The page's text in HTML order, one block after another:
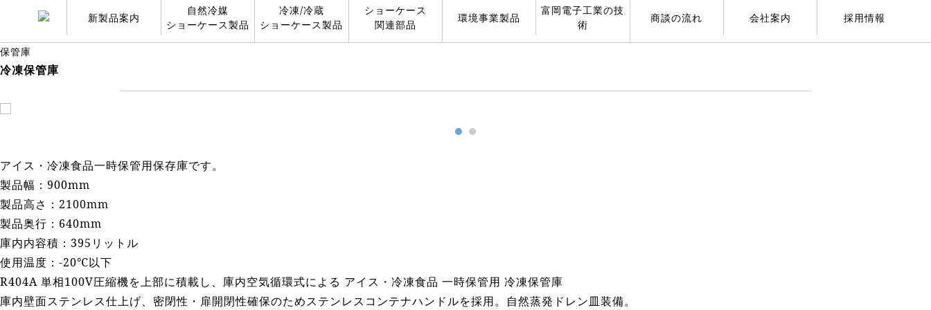
新製品案内
自然冷媒
ショーケース製品
冷凍/冷蔵
ショーケース製品
ショーケース
関連部品
環境事業製品
富岡電子工業の技
術
商談の流れ 会社案内 採用情報
保管庫
冷凍保管庫
アイス・冷凍食品一時保管用保存庫です。
製品幅：900mm
製品高さ：2100mm
製品奥行：640mm
庫内内容積：395リットル
使用温度：-20℃以下
R404A 単相100V圧縮機を上部に積載し、庫内空気循環式による アイス・冷凍食品 一時保管用 冷凍保管庫
庫内壁面ステンレス仕上げ、密閉性・扉開閉性確保のためステンレスコンテナハンドルを採用。自然蒸発ドレン皿装備。